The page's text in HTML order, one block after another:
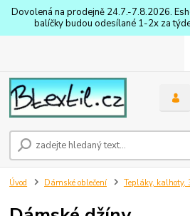
Dovolená na prodejně 24.7.-7.8.2026.
balíčky budou odesílané 1-2x za
Úvod Dámské oblečení Tepláky, kalhoty,